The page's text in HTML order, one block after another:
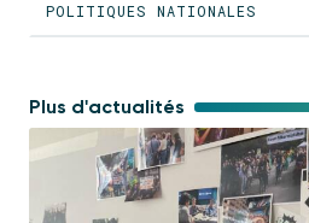
POLITIQUES NATIONALES
Plus d'actualités